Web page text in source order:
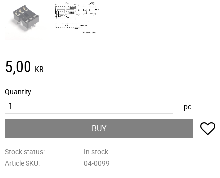
5,00 KR
Quantity
pc.
BUY
Stock status
In stock
Article SKU
04-0099